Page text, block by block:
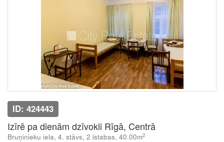
ID: 424443
Izīrē pa dienām dzīvokli Rīgā, Centrā
Bruņinieku iela, 4. stāvs, 2 istabas, 40.00m2